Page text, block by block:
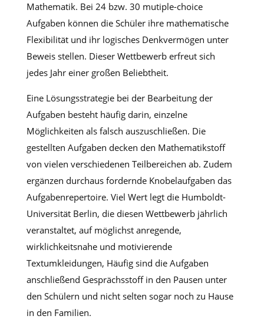
Mathematik. Bei 24 bzw. 30 mutiple-choice
Aufgaben können die Schüler ihre mathematische
Flexibilität und ihr logisches Denkvermögen unter
Beweis stellen. Dieser Wettbewerb erfreut sich
jedes Jahr einer großen Beliebtheit.
Eine Lösungsstrategie bei der Bearbeitung der
Aufgaben besteht häufig darin, einzelne
Möglichkeiten als falsch auszuschließen. Die
gestellten Aufgaben decken den Mathematikstoff
von vielen verschiedenen Teilbereichen ab. Zudem
ergänzen durchaus fordernde Knobelaufgaben das
Aufgabenrepertoire. Viel Wert legt die Humboldt-
Universität Berlin, die diesen Wettbewerb jährlich
veranstaltet, auf möglichst anregende,
wirklichkeitsnahe und motivierende
Textumkleidungen, Häufig sind die Aufgaben
anschließend Gesprächsstoff in den Pausen unter
den Schülern und nicht selten sogar noch zu Hause
in den Familien.